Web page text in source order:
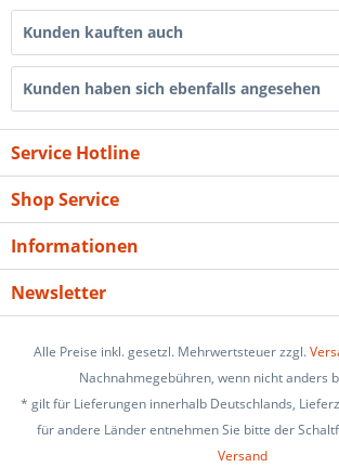
Kunden kauften auch
Kunden haben sich ebenfalls angesehen
Service Hotline
Shop Service
Informationen
Newsletter
Alle Preise inkl. gesetzl. Mehrwertsteuer zzgl.
Nachnahmegebühren, wenn nicht anders
* gilt für Lieferungen innerhalb Deutschlands,
für andere Länder entnehmen Sie bitte der
Versand